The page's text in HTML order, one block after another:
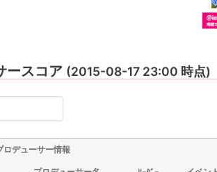
ースコア (2015-08-17 23:00 時点)
ロデューサー情報